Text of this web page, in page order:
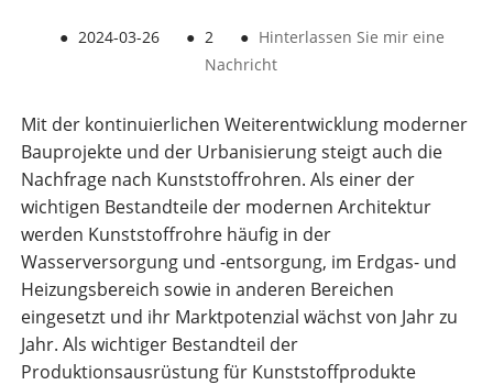
● 2024-03-26 ● 2 ● Hinterlassen Sie mir eine
Nachricht
Mit der kontinuierlichen Weiterentwicklung moderner
Bauprojekte und der Urbanisierung steigt auch die
Nachfrage nach Kunststoffrohren. Als einer der
wichtigen Bestandteile der modernen Architektur
werden Kunststoffrohre häufig in der
Wasserversorgung und -entsorgung, im Erdgas- und
Heizungsbereich sowie in anderen Bereichen
eingesetzt und ihr Marktpotenzial wächst von Jahr zu
Jahr. Als wichtiger Bestandteil der
Produktionsausrüstung für Kunststoffprodukte